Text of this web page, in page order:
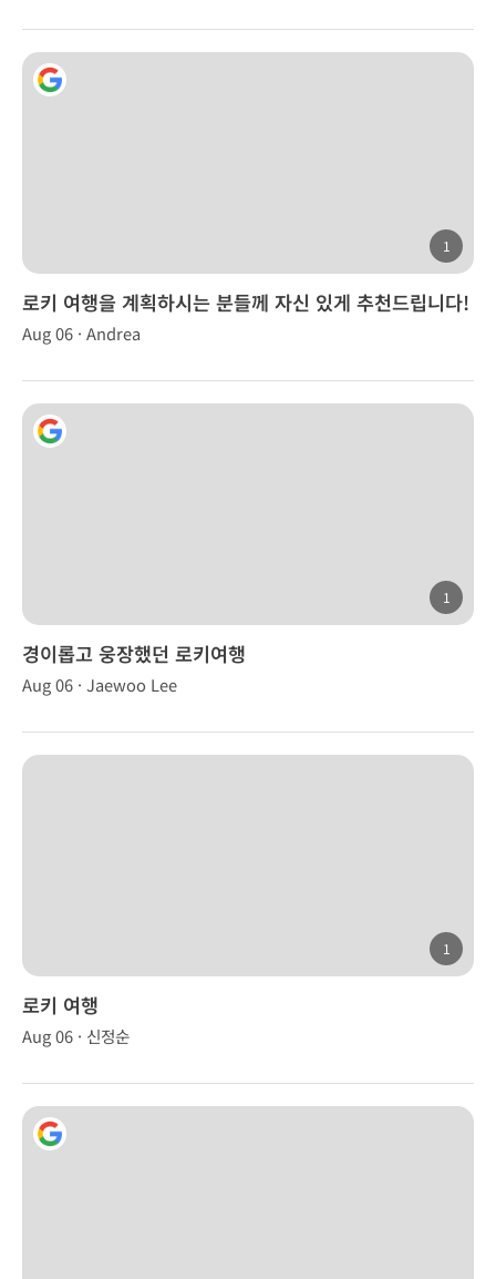
1
로키 여행을 계획하시는 분들께 자신 있게 추천드립니다!
Aug 06 · Andrea
1
경이롭고 웅장했던 로키여행
Aug 06 · Jaewoo Lee
1
로키 여행
Aug 06 · 신정순